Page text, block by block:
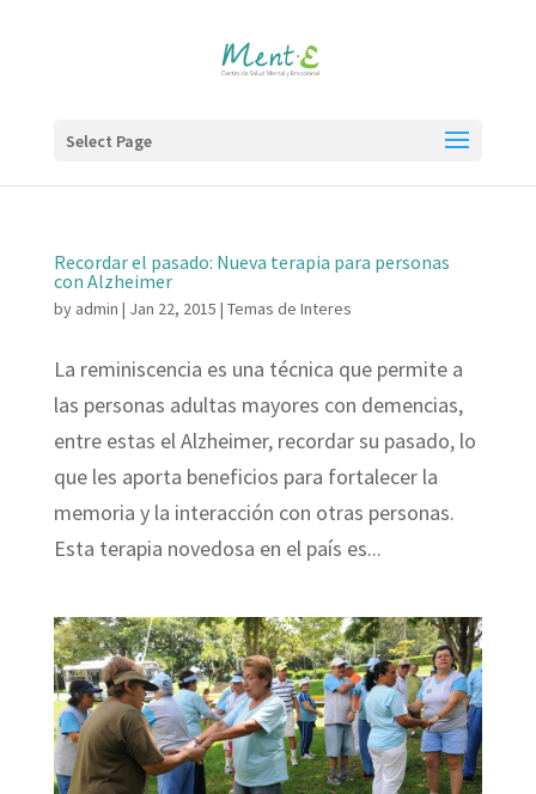
Select Page
Recordar el pasado: Nueva terapia para personas
con Alzheimer
by admin | Jan 22, 2015 | Temas de Interes
La reminiscencia es una técnica que permite a
las personas adultas mayores con demencias,
entre estas el Alzheimer, recordar su pasado, lo
que les aporta beneficios para fortalecer la
memoria y la interacción con otras personas.
Esta terapia novedosa en el país es...